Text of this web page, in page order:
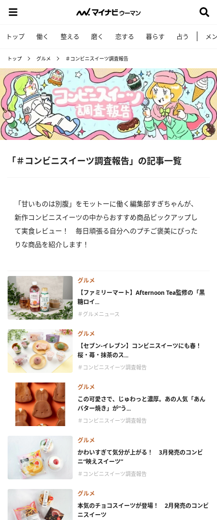
トップ 働く 整える 磨く 恋する 暮らす 占う メ
トップ グルメ ＃コンビニスイーツ調査報告
「＃コンビニスイーツ調査報告」の記事一覧
「甘いものは別腹」をモットーに働く編集部すぎちゃんが、
新作コンビニスイーツの中からおすすめ商品ピックアップし
て実食レビュー！ 毎日頑張る自分へのプチご褒美にぴった
りな商品を紹介します！
グルメ
【ファミリーマート】Afternoon Tea監修の「黒
糖ロイ...
＃グルメニュース
グルメ
【セブン-イレブン】コンビニスイーツにも春！
桜・苺・抹茶のス...
＃コンビニスイーツ調査報告
グルメ
この可愛さで、じゅわっと濃厚。あの人気「あん
バター焼き」が“う...
＃コンビニスイーツ調査報告
グルメ
かわいすぎて気分が上がる！ 3月発売のコンビ
ニ“映えスイーツ”
＃コンビニスイーツ調査報告
グルメ
本気のチョコスイーツが登場！ 2月発売のコンビ
ニスイーツ